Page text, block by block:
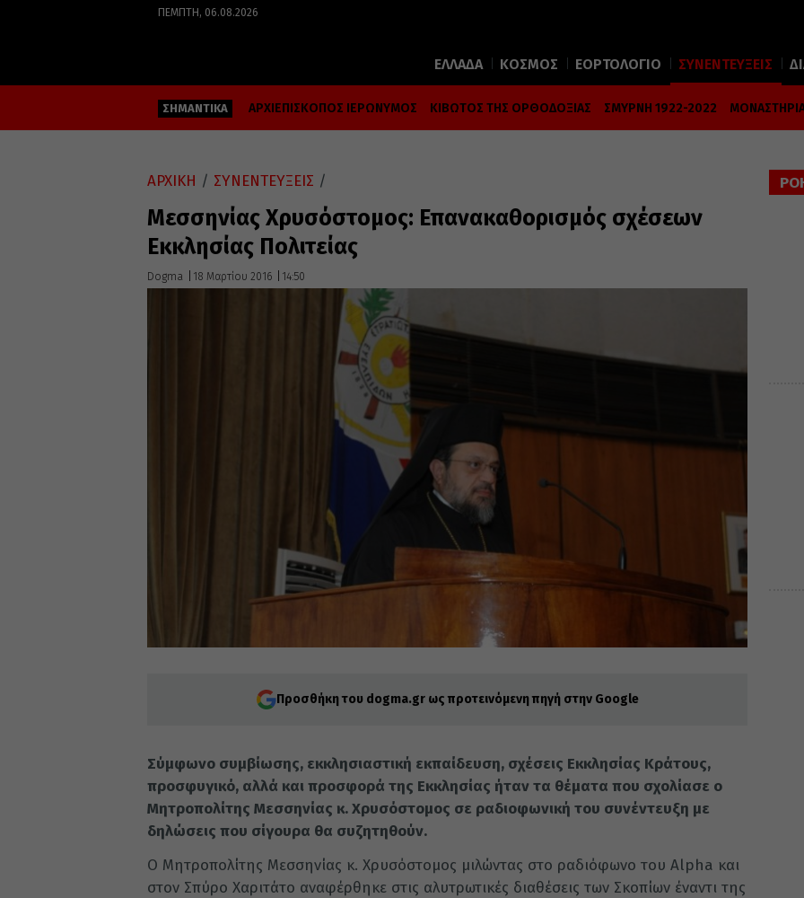
ΠΈΜΠΤΗ, 06.08.2026
ΕΛΛΑΔΑ ΚΟΣΜΟΣ ΕΟΡΤΟΛΟΓΙΟ ΣΥΝΕΝΤΕΥΞΕΙΣ
ΣΗΜΑΝΤΙΚΑ ΑΡΧΙΕΠΙΣΚΟΠΟΣ ΙΕΡΩΝΥΜΟΣ ΚΙΒΩΤΟΣ ΤΗΣ ΟΡΘΟΔΟΞΙΑΣ ΣΜΥΡΝΗ 1922-2022
ΑΡΧΙΚΗ / ΣΥΝΕΝΤΕΥΞΕΙΣ /
Μεσσηνίας Χρυσόστομος: Επανακαθορισμός σχέσεων
Εκκλησίας Πολιτείας
Dogma 18 Μαρτίου 2016 14:50
Προσθήκη του dogma.gr ως προτεινόμενη πηγή στην Google
Σύμφωνο συμβίωσης, εκκλησιαστική εκπαίδευση, σχέσεις Εκκλησίας Κράτους,
προσφυγικό, αλλά και προσφορά της Εκκλησίας ήταν τα θέματα που σχολίασε ο
Μητροπολίτης Μεσσηνίας κ. Χρυσόστομος σε ραδιοφωνική του συνέντευξη με
δηλώσεις που σίγουρα θα συζητηθούν.
Ο Μητροπολίτης Μεσσηνίας κ. Χρυσόστομος μιλώντας στο ραδιόφωνο του Alpha και
στον Σπύρο Χαριτάτο αναφέρθηκε στις αλυτρωτικές διαθέσεις των Σκοπίων έναντι της